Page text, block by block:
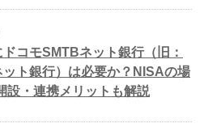
コモSMTBネット銀行（旧：
ト銀行）は必要か？NISAの場
設・連携メリットも解説